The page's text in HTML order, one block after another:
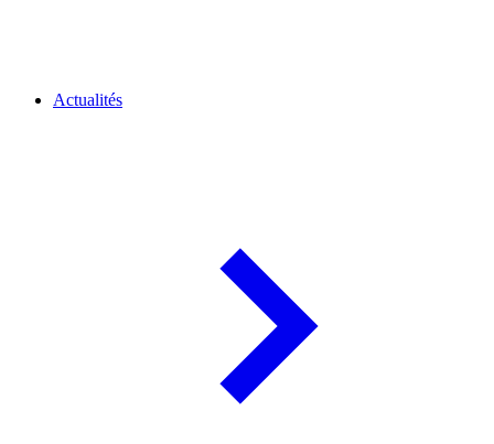
Actualités